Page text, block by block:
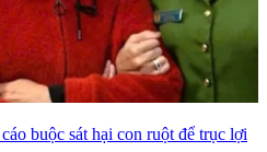
buộc sát hại con ruột để trục lợi